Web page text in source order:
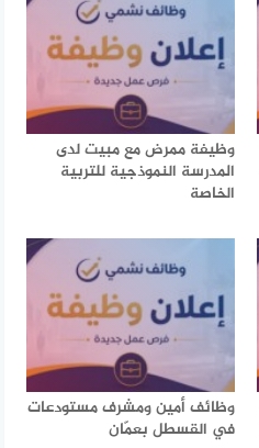
وظيفة ممرض مع مبيت لدى
المدرسة النموذجية للتربية
الخاصة
وظائف أمين ومشرف مستودعات
في القسطل بعمّان